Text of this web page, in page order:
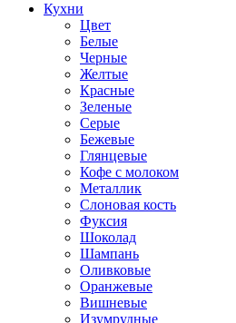
Кухни
Цвет
Белые
Черные
Желтые
Красные
Зеленые
Серые
Бежевые
Глянцевые
Кофе с молоком
Металлик
Слоновая кость
Фуксия
Шоколад
Шампань
Оливковые
Оранжевые
Вишневые
Изумрудные